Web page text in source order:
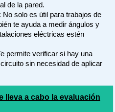
de la pared.
: No solo es útil para trabajos de
te ayuda a medir ángulos y
eléctricas estén
permite verificar si hay una
sin necesidad de aplicar
lleva a cabo la evaluación